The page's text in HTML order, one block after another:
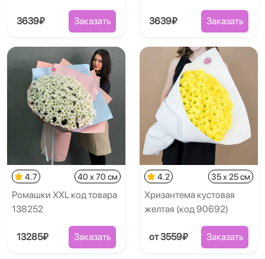
3639₽ Заказать 3639₽ Заказать
4.7 40 x 70 см
Ромашки XXL код товара
138252
13285₽ Заказать
4.2 35 x 25 см
Хризантема кустовая
желтая (код 90692)
от 3559₽ Заказать